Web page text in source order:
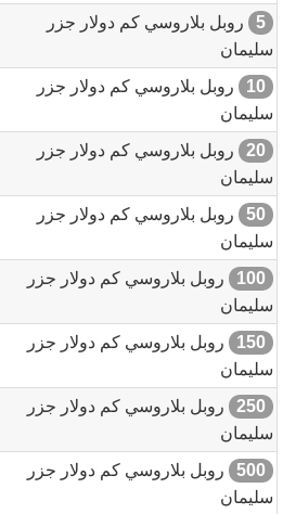
5
روبل بلاروسي كم دولار جزر
سليمان
10
روبل بلاروسي كم دولار جزر
سليمان
20
روبل بلاروسي كم دولار جزر
سليمان
50
روبل بلاروسي كم دولار جزر
سليمان
100
روبل بلاروسي كم دولار جزر
سليمان
150
روبل بلاروسي كم دولار جزر
سليمان
250
روبل بلاروسي كم دولار جزر
سليمان
500
روبل بلاروسي كم دولار جزر
سليمان